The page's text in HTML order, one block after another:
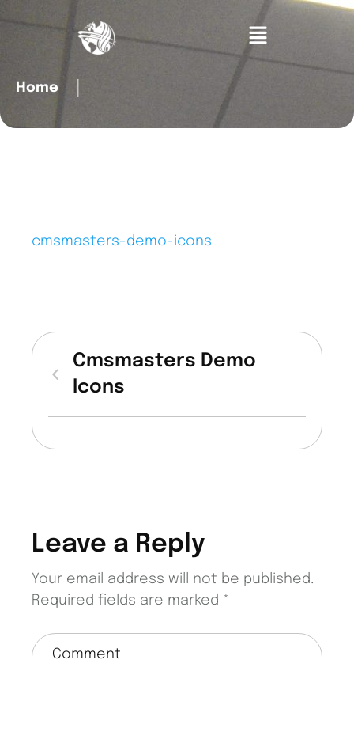
Home
cmsmasters-demo-icons
Cmsmasters Demo
Icons
Leave a Reply
Your email address will not be published.
Required fields are marked *